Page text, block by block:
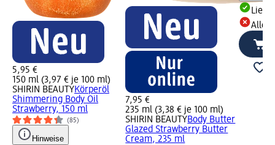
5,95 €
150 ml (3,97 € je 100 ml)
SHIRIN BEAUTYKörperöl
Shimmering Body Oil
Strawberry, 150 ml
(85)
Hinweise
7,95 €
235 ml (3,38 € je 100 ml)
SHIRIN BEAUTYBody Butter
Glazed Strawberry Butter
Cream, 235 ml
Alle